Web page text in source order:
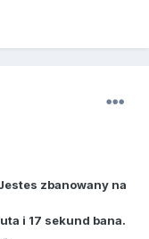
zbanowany na
i 17 sekund bana.